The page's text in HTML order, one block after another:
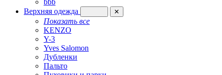
bbb
Верхняя одежда
✕
Показать все
KENZO
Y-3
Yves Salomon
Дубленки
Пальто